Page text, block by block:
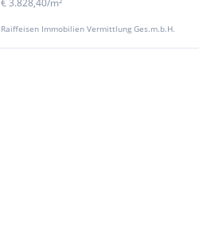
Raiffeisen Immobilien Vermittlung Ges.m.b.H.